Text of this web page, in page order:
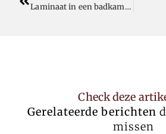
Laminaat in een badkamer? Alleen als het Balterio laminaat is
Check deze
Gerelateerde berichten
missen